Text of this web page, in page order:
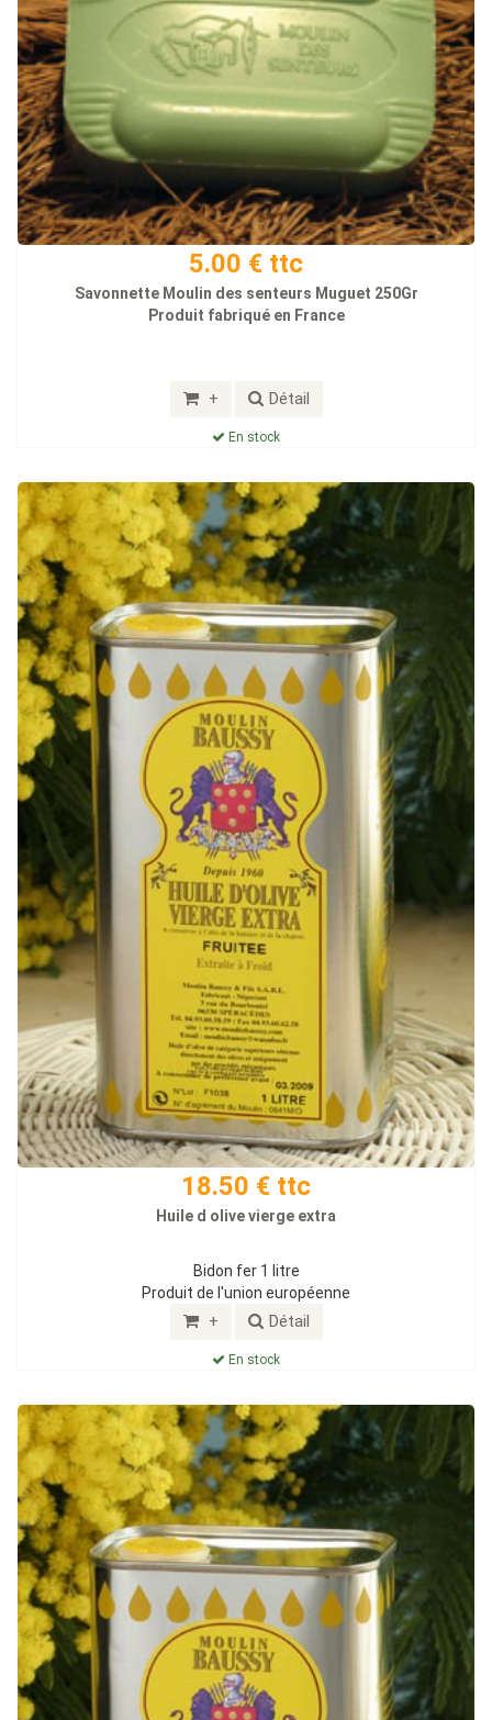
5.00 € ttc
Savonnette Moulin des senteurs Muguet 250Gr
Produit fabriqué en France
+ Détail
En stock
18.50 € ttc
Huile d olive vierge extra
Bidon fer 1 litre
Produit de l'union européenne
+ Détail
En stock